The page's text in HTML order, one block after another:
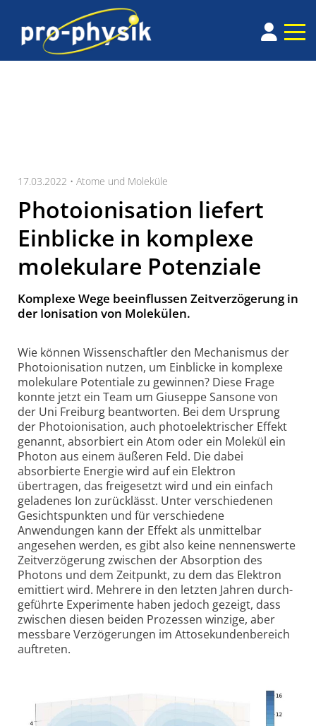
17.03.2022 • Atome und Moleküle
Photoionisation liefert
Einblicke in komplexe
molekulare Potenziale
Komplexe Wege beeinflussen Zeitverzögerung in
der Ionisation von Molekülen.
Wie können Wissenschaftler den Mechanismus der
Photo­ionisation nutzen, um Einblicke in komplexe
molekulare Potentiale zu gewinnen? Diese Frage
konnte jetzt ein Team um Giuseppe Sansone von
der Uni Freiburg beantworten. Bei dem Ursprung
der Photo­ionisation, auch photo­elektrischer Effekt
genannt, absorbiert ein Atom oder ein Molekül ein
Photon aus einem äußeren Feld. Die dabei
absorbierte Energie wird auf ein Elektron
übertragen, das freigesetzt wird und ein einfach
geladenes Ion zurücklässt. Unter verschiedenen
Gesichts­punkten und für verschiedene
Anwendungen kann der Effekt als unmittelbar
angesehen werden, es gibt also keine nennens­werte
Zeit­ver­zögerung zwischen der Absorption des
Photons und dem Zeitpunkt, zu dem das Elektron
emittiert wird. Mehrere in den letzten Jahren durch­
ge­führte Experi­mente haben jedoch gezeigt, dass
zwischen diesen beiden Prozessen winzige, aber
messbare Verzöge­rungen im Atto­sekunden­bereich
auftreten.